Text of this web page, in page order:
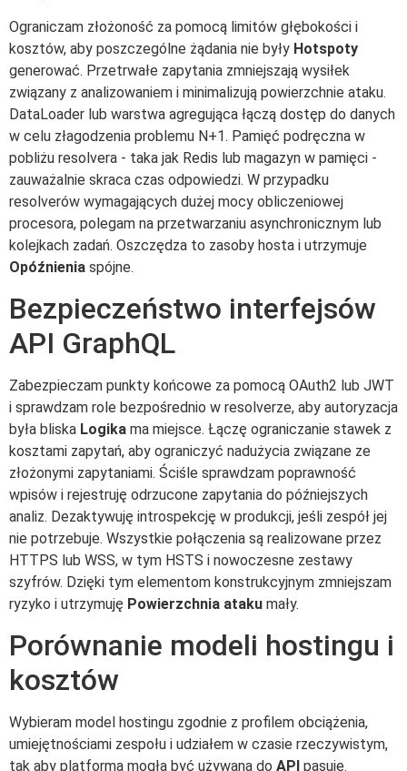
Ograniczam złożoność za pomocą limitów głębokości i
kosztów, aby poszczególne żądania nie były Hotspoty
generować. Przetrwałe zapytania zmniejszają wysiłek
związany z analizowaniem i minimalizują powierzchnie ataku.
DataLoader lub warstwa agregująca łączą dostęp do danych
w celu złagodzenia problemu N+1. Pamięć podręczna w
pobliżu resolvera - taka jak Redis lub magazyn w pamięci -
zauważalnie skraca czas odpowiedzi. W przypadku
resolverów wymagających dużej mocy obliczeniowej
procesora, polegam na przetwarzaniu asynchronicznym lub
kolejkach zadań. Oszczędza to zasoby hosta i utrzymuje
Opóźnienia spójne.
Bezpieczeństwo interfejsów
API GraphQL
Zabezpieczam punkty końcowe za pomocą OAuth2 lub JWT
i sprawdzam role bezpośrednio w resolverze, aby autoryzacja
była bliska Logika ma miejsce. Łączę ograniczanie stawek z
kosztami zapytań, aby ograniczyć nadużycia związane ze
złożonymi zapytaniami. Ściśle sprawdzam poprawność
wpisów i rejestruję odrzucone zapytania do późniejszych
analiz. Dezaktywuję introspekcję w produkcji, jeśli zespół jej
nie potrzebuje. Wszystkie połączenia są realizowane przez
HTTPS lub WSS, w tym HSTS i nowoczesne zestawy
szyfrów. Dzięki tym elementom konstrukcyjnym zmniejszam
ryzyko i utrzymuję Powierzchnia ataku mały.
Porównanie modeli hostingu i
kosztów
Wybieram model hostingu zgodnie z profilem obciążenia,
umiejętnościami zespołu i udziałem w czasie rzeczywistym,
tak aby platforma mogła być używana do API pasuje.